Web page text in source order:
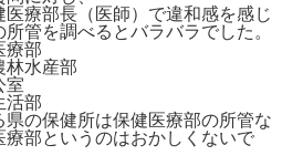
療部長（医師）で違和感を感じ
管を調べるとバラバラでした。
療部
水産部
部
県の保健所は保健医療部の所管な
部というのはおかしくないで